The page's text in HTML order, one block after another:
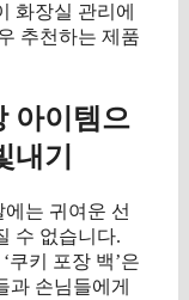
화장실 관리에
추천하는 제품
아이템으
기
는 귀여운 선
수 없습니다.
쿠키 포장 백’은
과 손님들에게